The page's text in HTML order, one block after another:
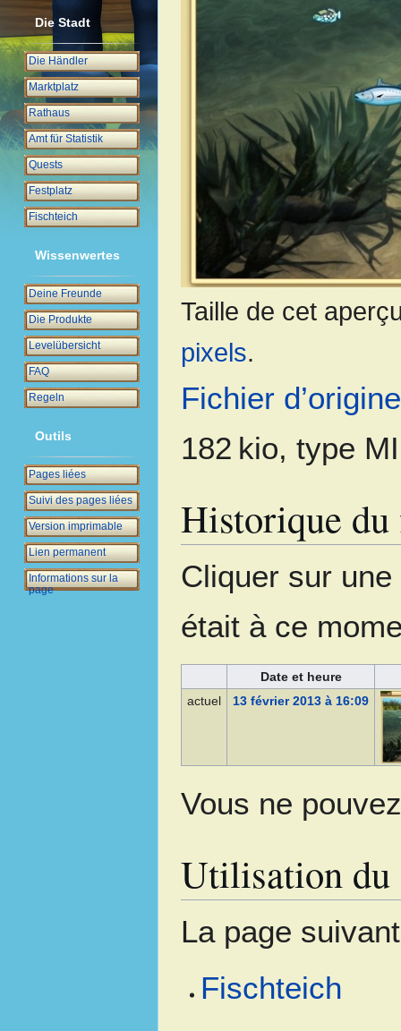
Taille de cet
pixels.
Fichier d’origine
182 kio, type
Historique
Cliquer sur
était à ce
Date et heure
actuel
13 février 2013 à 16:09
Vous ne
Utilisation
La page
Fischteich
Die Stadt
Die Händler
Marktplatz
Rathaus
Amt für Statistik
Quests
Festplatz
Fischteich
Wissenwertes
Deine Freunde
Die Produkte
Levelübersicht
FAQ
Regeln
Outils
Pages liées
Suivi des pages liées
Version imprimable
Lien permanent
Informations sur la
page